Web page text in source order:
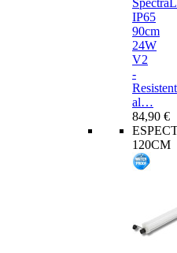
IP65
90cm
24W
V2
-
al…
84,90 €
120CM